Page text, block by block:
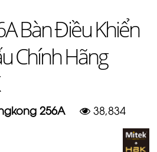
Bàn Điều Khiển
Chính Hãng
256A 38,834